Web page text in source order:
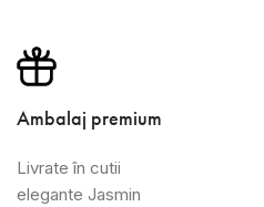
Ambalaj premium
Livrate în cutii
elegante Jasmin